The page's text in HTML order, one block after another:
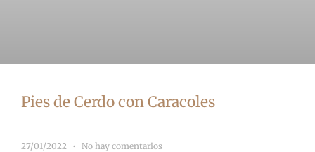
Pies de Cerdo con Caracoles
27/01/2022 No hay comentarios